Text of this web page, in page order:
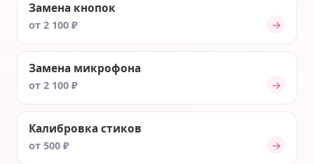
Замена кнопок
от 2 100 ₽ →
Замена микрофона
от 2 100 ₽ →
Калибровка стиков
от 500 ₽ →